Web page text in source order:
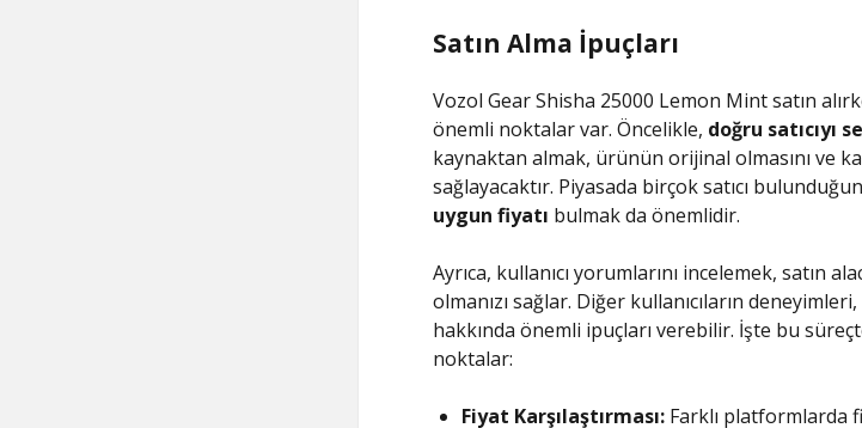
Satın Alma İpuçları
Vozol Gear Shisha 25000 Lemon Mint satın
önemli noktalar var. Öncelikle, doğru satıcıyı
kaynaktan almak, ürünün orijinal olmasını ve
sağlayacaktır. Piyasada birçok satıcı
uygun fiyatı bulmak da önemlidir.
Ayrıca, kullanıcı yorumlarını incelemek, satın
olmanızı sağlar. Diğer kullanıcıların
hakkında önemli ipuçları verebilir. İşte bu
noktalar:
Fiyat Karşılaştırması:Farklı platformlarda